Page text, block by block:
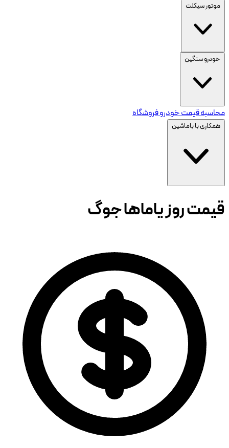
موتور سیکلت
خودرو سنگین
محاسبه قیمت خودروفروشگاه
همکاری با باماشین
قیمت روز یاماها جوگ